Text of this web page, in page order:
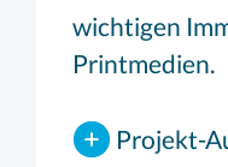
wichtigen
Printmedien.
Projekt-